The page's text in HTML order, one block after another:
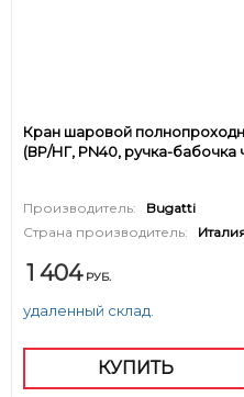
Кран шаровой
(ВР/НГ, PN40, ручка-бабочка
Производитель:
Bugatti
Страна производитель:
1 404 РУБ.
удаленный склад.
КУПИТЬ